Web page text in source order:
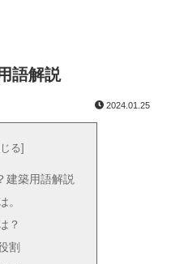
語解説
2024.01.25
建築用語解説
。
？
割